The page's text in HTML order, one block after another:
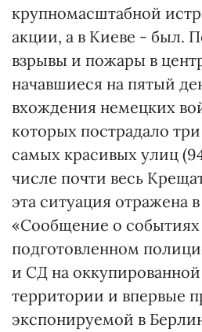
крупномасштабной
акции, а в Киеве - был.
взрывы и пожары в
начавшиеся на пятый
вхождения немецких
которых пострадало
самых красивых улиц
числе почти весь
эта ситуация отражена
«Сообщение о
подготовленном
и СД на
территории и впервые
экспонируемой в